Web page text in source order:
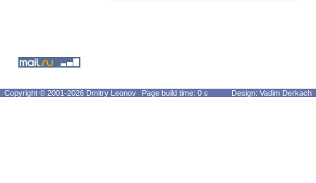
Copyright © 2001-2026 Dmitry Leonov Page build time: 0 s Design: Vadim Derkach